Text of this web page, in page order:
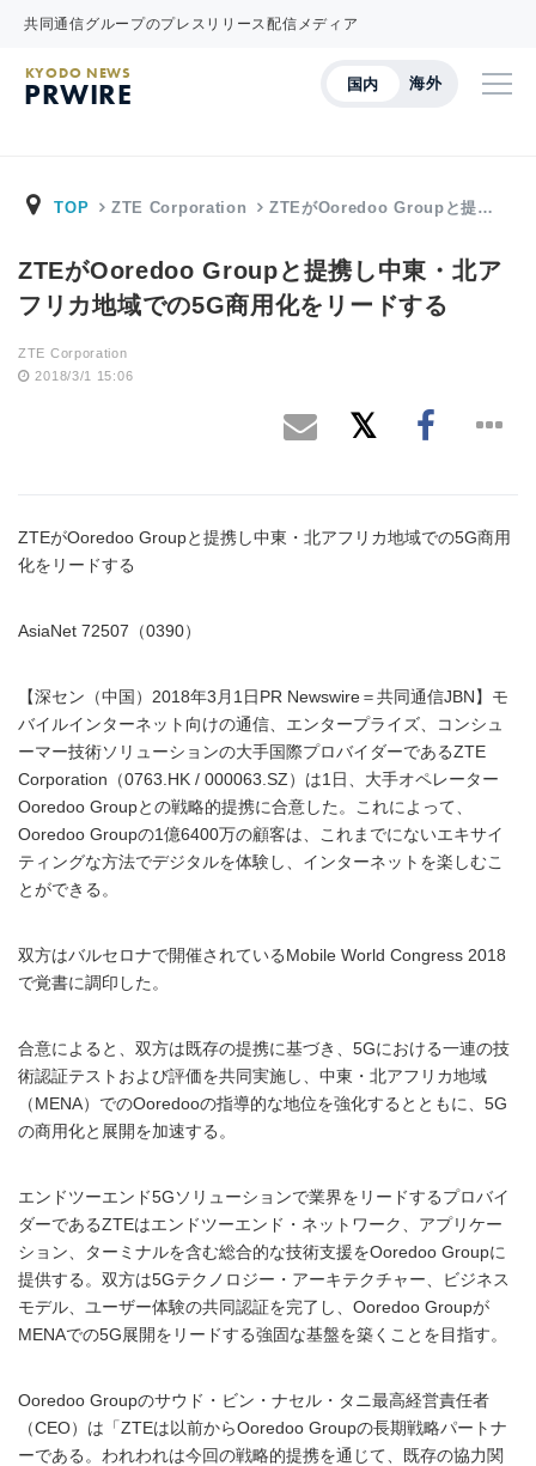
共同通信グループのプレスリリース配信メディア
国内 海外
KYODO NEWS
PRWIRE
TOP ZTE Corporation ZTEがOoredoo Groupと提…
ZTEがOoredoo Groupと提携し中東・北ア
フリカ地域での5G商用化をリードする
ZTE Corporation
2018/3/1 15:06
ZTEがOoredoo Groupと提携し中東・北アフリカ地域での5G商用
化をリードする
AsiaNet 72507（0390）
【深セン（中国）2018年3月1日PR Newswire＝共同通信JBN】モ
バイルインターネット向けの通信、エンタープライズ、コンシュ
ーマー技術ソリューションの大手国際プロバイダーであるZTE
Corporation（0763.HK / 000063.SZ）は1日、大手オペレーター
Ooredoo Groupとの戦略的提携に合意した。これによって、
Ooredoo Groupの1億6400万の顧客は、これまでにないエキサイ
ティングな方法でデジタルを体験し、インターネットを楽しむこ
とができる。
双方はバルセロナで開催されているMobile World Congress 2018
で覚書に調印した。
合意によると、双方は既存の提携に基づき、5Gにおける一連の技
術認証テストおよび評価を共同実施し、中東・北アフリカ地域
（MENA）でのOoredooの指導的な地位を強化するとともに、5G
の商用化と展開を加速する。
エンドツーエンド5Gソリューションで業界をリードするプロバイ
ダーであるZTEはエンドツーエンド・ネットワーク、アプリケー
ション、ターミナルを含む総合的な技術支援をOoredoo Groupに
提供する。双方は5Gテクノロジー・アーキテクチャー、ビジネス
モデル、ユーザー体験の共同認証を完了し、Ooredoo Groupが
MENAでの5G展開をリードする強固な基盤を築くことを目指す。
Ooredoo Groupのサウド・ビン・ナセル・タニ最高経営責任者
（CEO）は「ZTEは以前からOoredoo Groupの長期戦略パートナ
ーである。われわれは今回の戦略的提携を通じて、既存の協力関